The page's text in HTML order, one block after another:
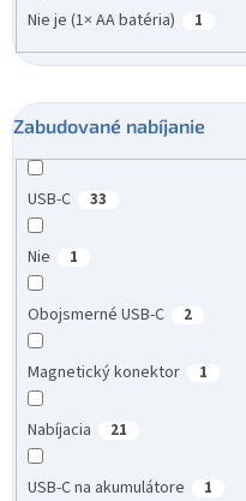
Nie je (1× AA batéria) 1
Zabudované nabíjanie
USB-C 33
Nie 1
Obojsmerné USB-C 2
Magnetický konektor 1
Nabíjacia 21
USB-C na akumulátore 1